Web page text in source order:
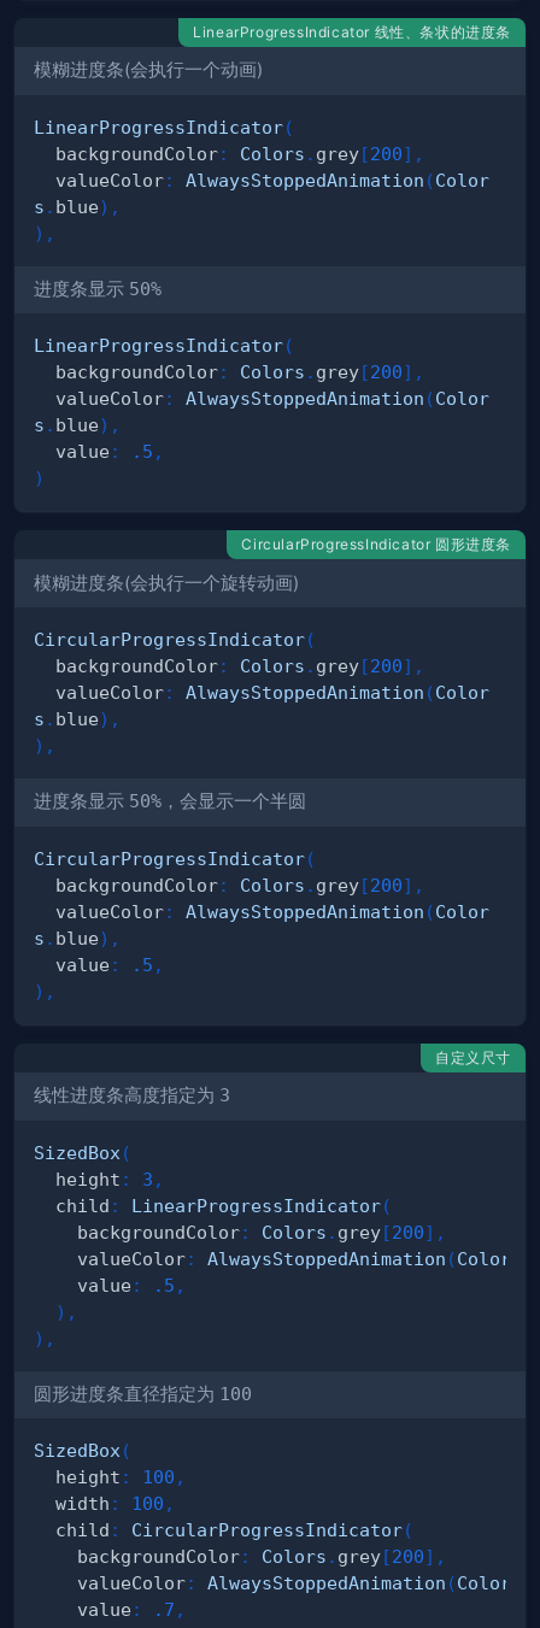
LinearProgressIndicator 线性、条状的进度条
模糊进度条(会执行一个动画)
LinearProgressIndicator(
  backgroundColor
: Colors . grey[200] ,
  valueColor
: AlwaysStoppedAnimation (Color
s . blue) ,
) ,
进度条显示 50%
LinearProgressIndicator(
  backgroundColor
: Colors . grey[200] ,
  valueColor
: AlwaysStoppedAnimation (Color
s . blue) ,
  value
: .5 ,
)
CircularProgressIndicator 圆形进度条
模糊进度条(会执行一个旋转动画)
CircularProgressIndicator(
  backgroundColor
: Colors . grey[200] ,
  valueColor
: AlwaysStoppedAnimation (Color
s . blue) ,
) ,
进度条显示 50% ，会显示一个半圆
CircularProgressIndicator(
  backgroundColor
: Colors . grey[200] ,
  valueColor
: AlwaysStoppedAnimation (Color
s . blue) ,
  value
: .5 ,
) ,
自定义尺寸
线性进度条高度指定为 3
SizedBox (
  height
: 3 ,
  child
: LinearProgressIndicator(
    backgroundColor
: Colors . grey[200] ,
    valueColor
: AlwaysStoppedAnimation (Colors
    value
: .5 ,
) ,
) ,
圆形进度条直径指定为 100
SizedBox(
  height
: 100 ,
  width
: 100 ,
  child
: CircularProgressIndicator(
    backgroundColor
: Colors . grey[200] ,
    valueColor
: AlwaysStoppedAnimation (Colors
    value
: .7 ,